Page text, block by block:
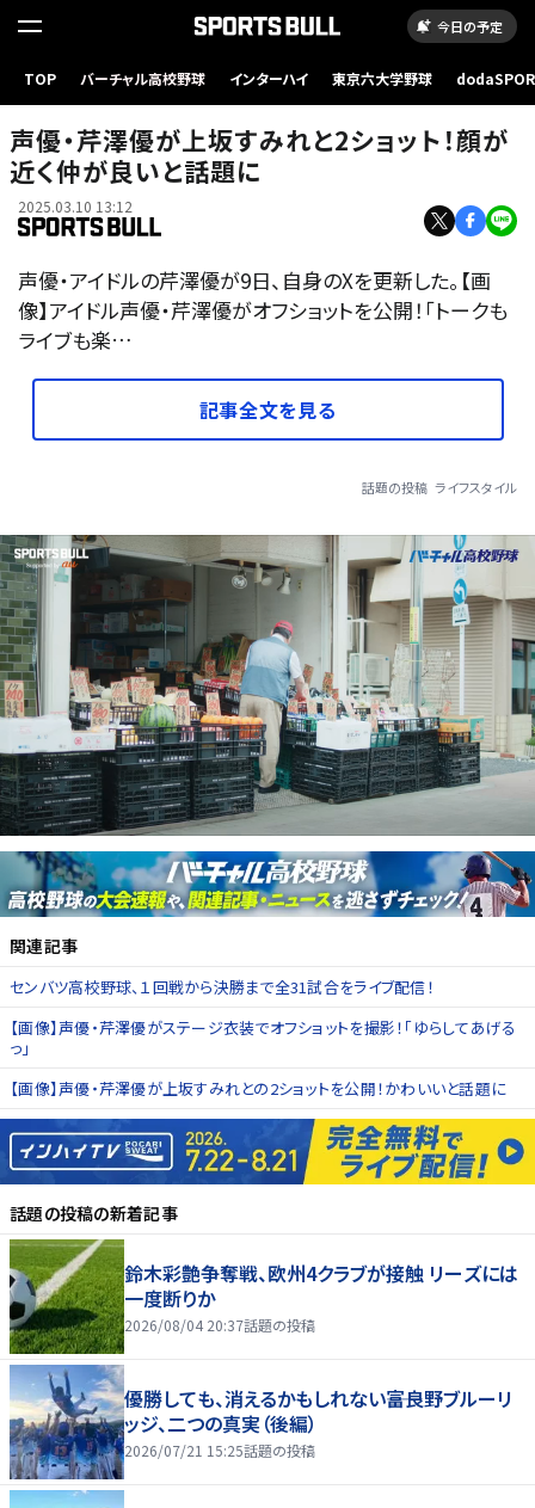
今日の予定
TOP バーチャル高校野球 インターハイ 東京六大学野球
声優・芹澤優が上坂すみれと2ショット！顔が
近く仲が良いと話題に
2025.03.10 13:12
声優・アイドルの芹澤優が9日、自身のXを更新した。【画
像】アイドル声優・芹澤優がオフショットを公開！「トークも
ライブも楽…
記事全文を見る
話題の投稿 ライフスタイル
関連記事
センバツ高校野球、１回戦から決勝まで全31試合をライブ配信！
【画像】声優・芹澤優がステージ衣装でオフショットを撮影！「ゆらしてあげる
っ」
【画像】声優・芹澤優が上坂すみれとの2ショットを公開！かわいいと話題に
話題の投稿の新着記事
鈴木彩艶争奪戦、欧州4クラブが接触 リーズには
一度断りか
2026/08/04 20:37話題の投稿
優勝しても、消えるかもしれない――富良野ブルーリ
ッジ、二つの真実（後編）
2026/07/21 15:25話題の投稿